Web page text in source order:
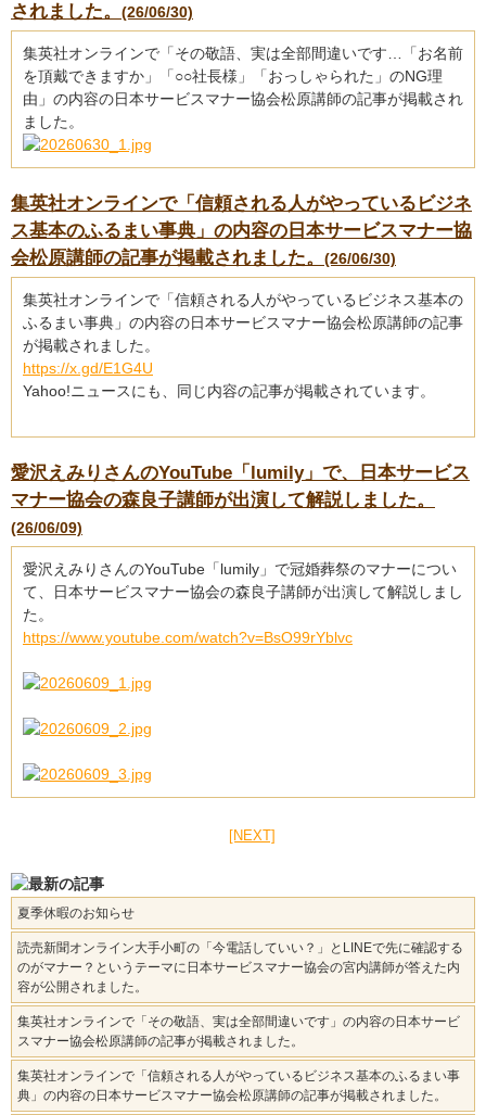
されました。 (26/06/30)
集英社オンラインで「その敬語、実は全部間違いです…「お名前
を頂戴できますか」「○○社長様」「おっしゃられた」のNG理
由」の内容の日本サービスマナー協会松原講師の記事が掲載され
ました。
集英社オンラインで「信頼される人がやっているビジネ
ス基本のふるまい事典」の内容の日本サービスマナー協
会松原講師の記事が掲載されました。 (26/06/30)
集英社オンラインで「信頼される人がやっているビジネス基本の
ふるまい事典」の内容の日本サービスマナー協会松原講師の記事
が掲載されました。
https://x.gd/E1G4U
Yahoo!ニュースにも、同じ内容の記事が掲載されています。
愛沢えみりさんのYouTube「lumily」で、日本サービス
マナー協会の森良子講師が出演して解説しました。
(26/06/09)
愛沢えみりさんのYouTube「lumily」で冠婚葬祭のマナーについ
て、日本サービスマナー協会の森良子講師が出演して解説しまし
た。
https://www.youtube.com/watch?v=BsO99rYblvc
[NEXT]
夏季休暇のお知らせ
読売新聞オンライン大手小町の「今電話していい？」とLINEで先に確認する
のがマナー？というテーマに日本サービスマナー協会の宮内講師が答えた内
容が公開されました。
集英社オンラインで「その敬語、実は全部間違いです」の内容の日本サービ
スマナー協会松原講師の記事が掲載されました。
集英社オンラインで「信頼される人がやっているビジネス基本のふるまい事
典」の内容の日本サービスマナー協会松原講師の記事が掲載されました。